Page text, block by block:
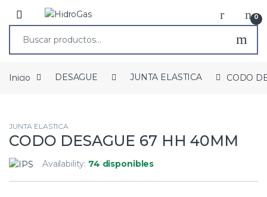
0
Inicio DESAGUE JUNTA ELASTICA CODO
JUNTA ELASTICA
CODO DESAGUE 67 HH 40MM
Availability: 74 disponibles